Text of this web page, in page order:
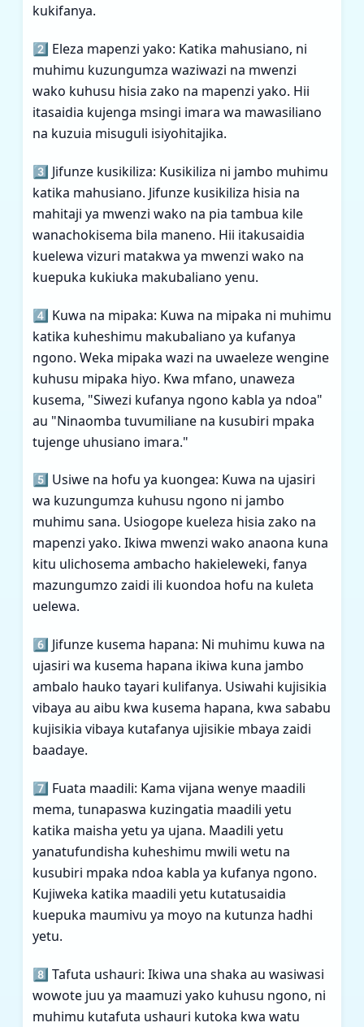
kukifanya.
2️⃣ Eleza mapenzi yako: Katika mahusiano, ni
muhimu kuzungumza waziwazi na mwenzi
wako kuhusu hisia zako na mapenzi yako. Hii
itasaidia kujenga msingi imara wa mawasiliano
na kuzuia misuguli isiyohitajika.
3️⃣ Jifunze kusikiliza: Kusikiliza ni jambo muhimu
katika mahusiano. Jifunze kusikiliza hisia na
mahitaji ya mwenzi wako na pia tambua kile
wanachokisema bila maneno. Hii itakusaidia
kuelewa vizuri matakwa ya mwenzi wako na
kuepuka kukiuka makubaliano yenu.
4️⃣ Kuwa na mipaka: Kuwa na mipaka ni muhimu
katika kuheshimu makubaliano ya kufanya
ngono. Weka mipaka wazi na uwaeleze wengine
kuhusu mipaka hiyo. Kwa mfano, unaweza
kusema, "Siwezi kufanya ngono kabla ya ndoa"
au "Ninaomba tuvumiliane na kusubiri mpaka
tujenge uhusiano imara."
5️⃣ Usiwe na hofu ya kuongea: Kuwa na ujasiri
wa kuzungumza kuhusu ngono ni jambo
muhimu sana. Usiogope kueleza hisia zako na
mapenzi yako. Ikiwa mwenzi wako anaona kuna
kitu ulichosema ambacho hakieleweki, fanya
mazungumzo zaidi ili kuondoa hofu na kuleta
uelewa.
6️⃣ Jifunze kusema hapana: Ni muhimu kuwa na
ujasiri wa kusema hapana ikiwa kuna jambo
ambalo hauko tayari kulifanya. Usiwahi kujisikia
vibaya au aibu kwa kusema hapana, kwa sababu
kujisikia vibaya kutafanya ujisikie mbaya zaidi
baadaye.
7️⃣ Fuata maadili: Kama vijana wenye maadili
mema, tunapaswa kuzingatia maadili yetu
katika maisha yetu ya ujana. Maadili yetu
yanatufundisha kuheshimu mwili wetu na
kusubiri mpaka ndoa kabla ya kufanya ngono.
Kujiweka katika maadili yetu kutatusaidia
kuepuka maumivu ya moyo na kutunza hadhi
yetu.
8️⃣ Tafuta ushauri: Ikiwa una shaka au wasiwasi
wowote juu ya maamuzi yako kuhusu ngono, ni
muhimu kutafuta ushauri kutoka kwa watu